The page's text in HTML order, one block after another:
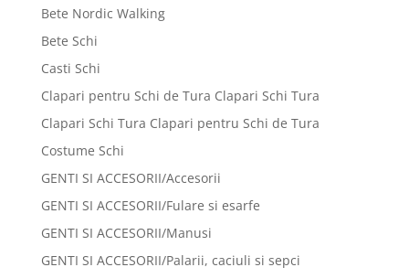
Bete Nordic Walking
Bete Schi
Casti Schi
Clapari pentru Schi de Tura Clapari Schi Tura
Clapari Schi Tura Clapari pentru Schi de Tura
Costume Schi
GENTI SI ACCESORII/Accesorii
GENTI SI ACCESORII/Fulare si esarfe
GENTI SI ACCESORII/Manusi
GENTI SI ACCESORII/Palarii, caciuli si sepci